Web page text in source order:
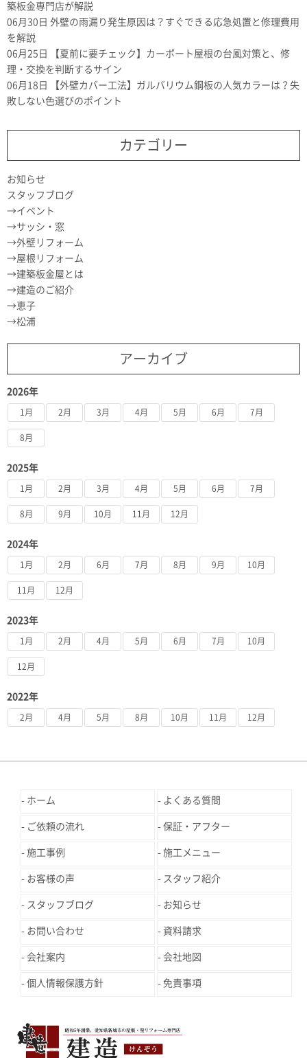
築板金専門店が解説
06月30日 外壁の雨漏り発生原因は？すぐできる応急処置と修理費用
を解説
06月25日
【夏前に要チェック】カーポート屋根の台風対策と、修
理・交換を判断するサイン
06月18日
【外壁カバー工法】ガルバリウム鋼板の人気カラーは？失
敗しない色選びのポイント
カテゴリー
お知らせ
スタッフブログ
イベント
サッシ・窓
外壁リフォーム
屋根リフォーム
建築板金屋とは
建造のご紹介
恵子
松浦
アーカイブ
2026年
1月 2月 3月 4月 5月 6月 7月
8月
2025年
1月 2月 3月 4月 5月 6月 7月
8月 9月 10月 11月 12月
2024年
1月 2月 6月 7月 8月 9月 10月
11月 12月
2023年
1月 2月 4月 5月 6月 7月 10月
12月
2022年
2月 4月 5月 8月 10月 11月 12月
ホーム よくある質問
ご依頼の流れ 保証・アフター
施工事例 施工メニュー
お客様の声 スタッフ紹介
スタッフブログ お知らせ
お問い合わせ 資料請求
会社案内 会社地図
個人情報保護方針 免責事項